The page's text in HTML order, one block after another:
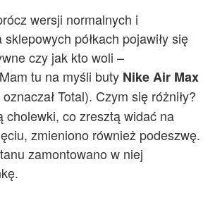
wersji normalnych i
półkach pojawiły się
czy jak kto woli –
tu na myśli buty Nike Air Max
Total). Czym się różniły?
cholewki, co zresztą widać na
zmieniono również podeszwę.
zamontowano w niej